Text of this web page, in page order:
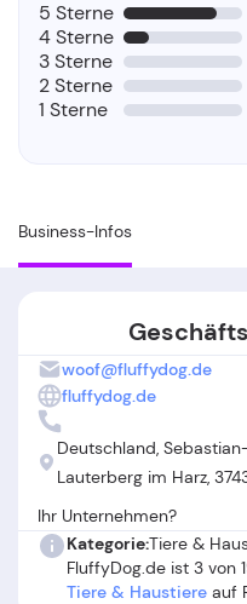
Business-Infos
5 Sterne
4 Sterne
3 Sterne
2 Sterne
1 Sterne
woof@fluffydog.de
fluffydog.de
Deutschland,
Lauterberg im Harz,
Ihr Unternehmen?
Kategorie:Tiere &
FluffyDog.de ist 3 von
Tiere & Haustiere auf